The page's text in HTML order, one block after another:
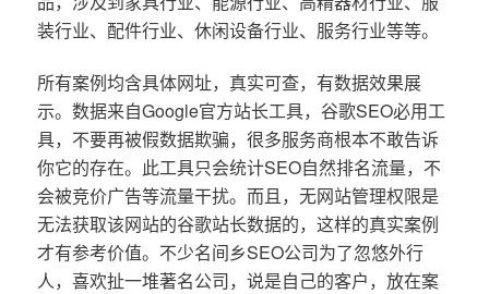
装行业、配件行业、休闲设备行业、服务行业等等。
所有案例均含具体网址，真实可查，有数据效果展
示。数据来自Google官方站长工具，谷歌SEO必用工
具，不要再被假数据欺骗，很多服务商根本不敢告诉
你它的存在。此工具只会统计SEO自然排名流量，不
会被竞价广告等流量干扰。而且，无网站管理权限是
无法获取该网站的谷歌站长数据的，这样的真实案例
才有参考价值。不少名间乡SEO公司为了忽悠外行
人，喜欢扯一堆著名公司，说是自己的客户，放在案